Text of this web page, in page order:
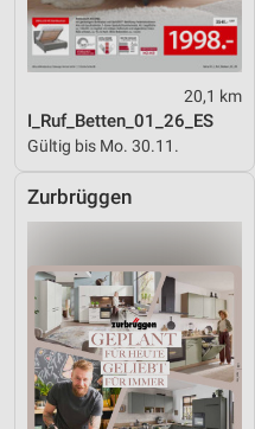
20,1 km
I_Ruf_Betten_01_26_ES
Gültig bis Mo. 30.11.
Zurbrüggen